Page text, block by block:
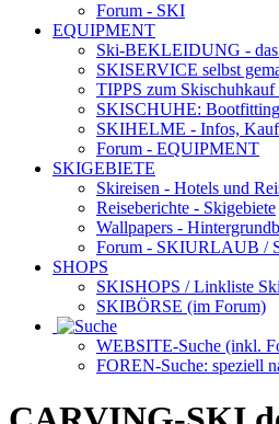
Forum - SKI
EQUIPMENT
Ski-BEKLEIDUNG -
SKISERVICE selbst
TIPPS zum Skischuhkauf
SKISCHUHE: Bootfitting
SKIHELME - Infos,
Forum - EQUIPMENT
SKIGEBIETE
Skireisen - Hotels und
Reiseberichte - Skigebiete
Wallpapers -
Forum - SKIURLAUB /
SHOPS
SKISHOPS / Linkliste
SKIBÖRSE (im Forum)
WEBSITE-Suche (inkl.
FOREN-Suche: speziell